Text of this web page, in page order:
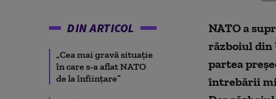
DIN ARTICOL
„Cea mai gravă situaţie
în care s-a aflat NATO
de la înfiinţare”
NATO a
războiul din
partea
întrebării